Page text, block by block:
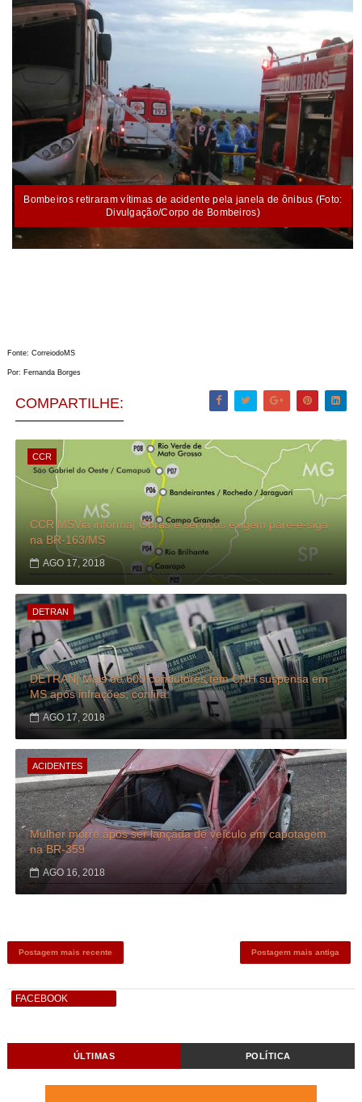
Bombeiros retiraram vítimas de acidente pela janela de ônibus (Foto:
Divulgação/Corpo de Bombeiros)
Fonte: CorreiodoMS
Por: Fernanda Borges
COMPARTILHE:
CCR
CCR MSVia informa| Obras e serviços exigem pare-e-siga
na BR-163/MS
AGO 17, 2018
DETRAN
DETRAN| Mais de 600 condutores tem CNH suspensa em
MS após infrações; confira:
AGO 17, 2018
ACIDENTES
Mulher morre após ser lançada de veículo em capotagem
na BR-359
AGO 16, 2018
Postagem mais recente Postagem mais antiga
FACEBOOK
ÚLTIMAS POLÍTICA